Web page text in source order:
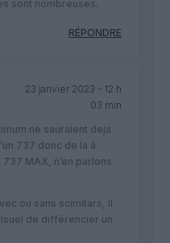
sont nombreuses.
RÉPONDRE
23 janvier 2023 - 12 h
03 min
ne sauraient deja
737 donc de la à
MAX, n’en parlons
ou sans scimitars, il
de différencier un